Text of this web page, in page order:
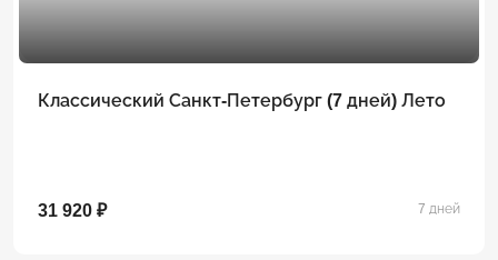
Классический Санкт-Петербург (7 дней) Лето
31 920 ₽ 7 дней